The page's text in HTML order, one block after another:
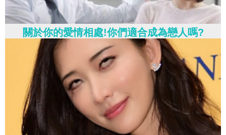
關於你的愛情相處!你們適合成為戀人嗎?